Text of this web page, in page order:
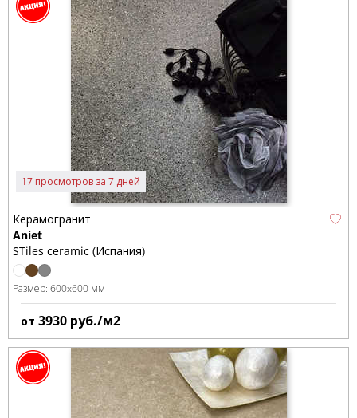
17 просмотров за 7 дней
Керамогранит
Aniet
STiles ceramic (Испания)
Размер: 600x600 мм
от 3930 руб./м2